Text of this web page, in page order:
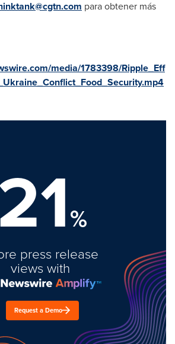
para obtener más
media/1783398/Ripple_Eff
21%
press release
views with
Request a Demo